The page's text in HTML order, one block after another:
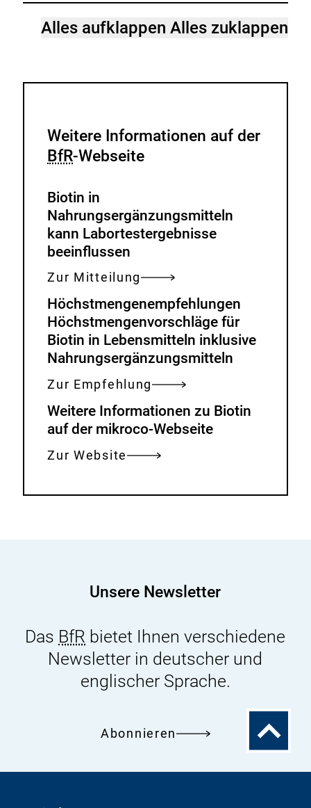
Alles aufklappenAlles zuklappen
Weitere Informationen auf der
BfR-Webseite
Biotin in
Nahrungsergänzungsmitteln
kann Labortestergebnisse
beeinflussen
Zur Mitteilung
Höchstmengenempfehlungen
Höchstmengenvorschläge für
Biotin in Lebensmitteln inklusive
Nahrungsergänzungsmitteln
Zur Empfehlung
Weitere Informationen zu Biotin
auf der mikroco-Webseite
Zur Website
Unsere Newsletter
Das BfR bietet Ihnen verschiedene
Newsletter in deutscher und
englischer Sprache.
Abonnieren
Zum